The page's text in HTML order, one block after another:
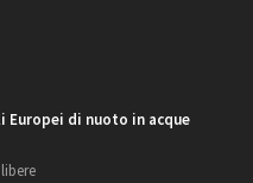
Europei di nuoto in acque